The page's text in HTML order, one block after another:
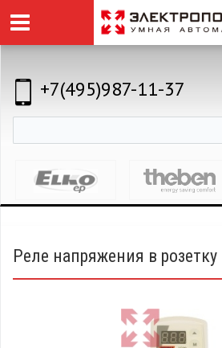
+7(495)987-11-37
Реле напряжения в розетку